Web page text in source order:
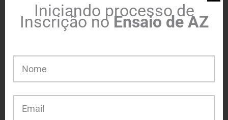
Iniciando processo de
Inscrição noEnsaio de AZ